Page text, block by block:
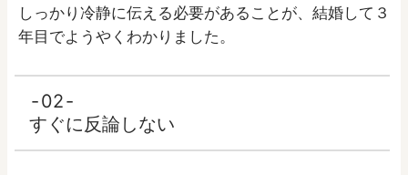
しっかり冷静に伝える必要があることが、結婚して３
年目でようやくわかりました。
02
すぐに反論しない